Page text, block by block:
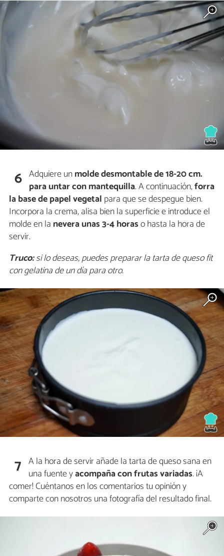
6 Adquiere unmolde desmontable de 18-20 cm.
para untar con mantequilla. A continuación,forra
la base de papel vegetal para que se despegue bien.
Incorpora la crema, alisa bien la superficie e introduce el
molde en la nevera unas 3-4 horaso hasta la hora de
servir.
Truco:si lo deseas, puedes preparar la tarta de queso fit
con gelatina de un día para otro.
7 A la hora de servir añade la tarta de queso sana en
una fuente yacompaña con frutas variadas. ¡A
comer! Cuéntanos en los comentarios tu opinión y
comparte con nosotros una fotografía del resultado final.